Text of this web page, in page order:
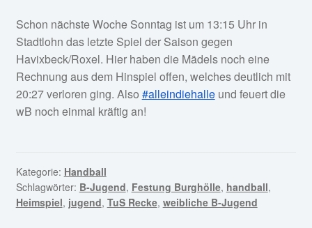
Schon nächste Woche Sonntag ist um 13:15 Uhr in
Stadtlohn das letzte Spiel der Saison gegen
Havixbeck/Roxel. Hier haben die Mädels noch eine
Rechnung aus dem Hinspiel offen, welches deutlich mit
20:27 verloren ging. Also #alleindiehalleund feuert die
wB noch einmal kräftig an!
Kategorie: Handball
Schlagwörter: B-Jugend, Festung Burghölle, handball,
Heimspiel, jugend, TuS Recke, weibliche B-Jugend